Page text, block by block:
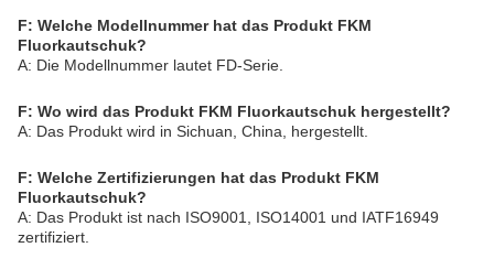
F: Welche Modellnummer hat das Produkt FKM
Fluorkautschuk?
A: Die Modellnummer lautet FD-Serie.
F: Wo wird das Produkt FKM Fluorkautschuk hergestellt?
A: Das Produkt wird in Sichuan, China, hergestellt.
F: Welche Zertifizierungen hat das Produkt FKM
Fluorkautschuk?
A: Das Produkt ist nach ISO9001, ISO14001 und IATF16949
zertifiziert.